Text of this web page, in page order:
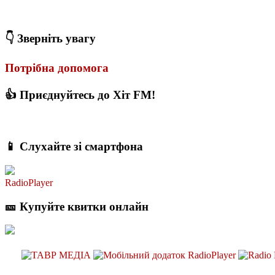
👇 Зверніть увагу
Потрібна допомога
👍 Приєднуйтесь до Хіт FM!
📱 Слухайте зі смартфона
RadioPlayer
🎫 Купуйте квитки онлайн